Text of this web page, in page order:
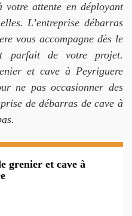
votre attente en déployant
L’entreprise débarras
vous accompagne dès le
parfait de votre projet.
et cave à Peyriguere
ne pas occasionner des
de débarras de cave à
grenier et cave à